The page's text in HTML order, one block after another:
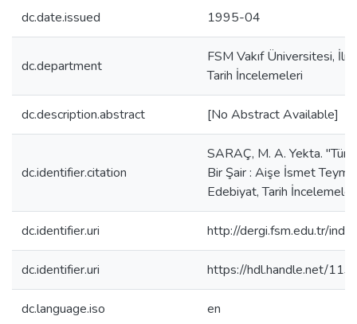
dc.date.issued 1995-04
dc.department
FSM Vakıf Üniversitesi,
Tarih İncelemeleri
dc.description.abstract [No Abstract Available]
dc.identifier.citation
SARAÇ, M. A. Yekta. "Türk
Bir Şair : Aişe İsmet
Edebiyat, Tarih
dc.identifier.uri http://dergi.fsm.edu.tr/
dc.identifier.uri https://hdl.handle.net/
dc.language.iso en